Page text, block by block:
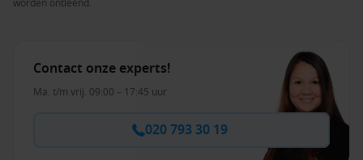
worden ontleend.
Contact onze experts!
Ma. t/m vrij. 09:00 – 17:45 uur
020 793 30 19